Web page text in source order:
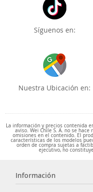
Síguenos en:
Nuestra Ubicación en:
La información y precios contenida
aviso. Wei Chile S. A. no se
omisiones en el contenido. El
características de los modelos
orden de compra sujetas a
ejecutivo, no
Información